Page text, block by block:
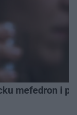
mefedron i